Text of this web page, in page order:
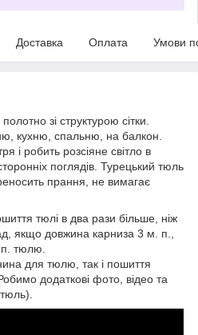
Доставка Оплата Умови
зі структурою сітки.
кухню, спальню, на балкон.
і робить розсіяне світло в
поглядів. Турецький тюль
прання, не вимагає
тюлі в два рази більше, ніж
якщо довжина карниза 3 м. п.,
тюлю.
для тюлю, так і пошиття
додаткові фото, відео та